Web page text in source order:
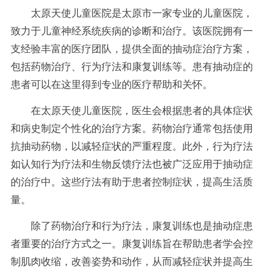
太原天使儿童医院是太原市一家专业的儿童医院，
致力于儿童神经系统疾病的诊断和治疗。该医院拥有一
支经验丰富的医疗团队，提供全面的抽动症治疗方案，
包括药物治疗、行为疗法和康复训练等。患有抽动症的
患者可以在这里得到专业的医疗帮助和关怀。
在太原天使儿童医院，医生会根据患者的具体症状
和病史制定个性化的治疗方案。药物治疗通常包括使用
抗抽动药物，以减轻症状的严重程度。此外，行为疗法
如认知行为疗法和生物反馈疗法也被广泛应用于抽动症
的治疗中。这些疗法有助于患者控制症状，提高生活质
量。
除了药物治疗和行为疗法，康复训练也是抽动症患
者重要的治疗方式之一。康复训练旨在帮助患者学会控
制肌肉收缩，改善姿势和动作，从而减轻症状并提高生